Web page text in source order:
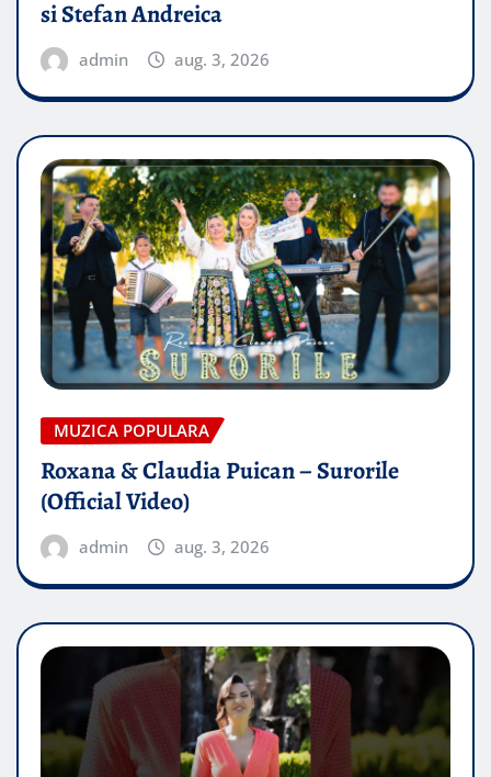
si Stefan Andreica
admin aug. 3, 2026
MUZICA POPULARA
Roxana & Claudia Puican – Surorile
(Official Video)
admin aug. 3, 2026